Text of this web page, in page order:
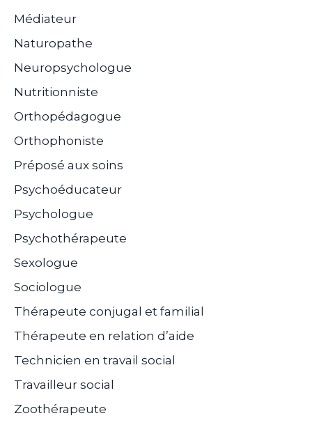
Médiateur
Naturopathe
Neuropsychologue
Nutritionniste
Orthopédagogue
Orthophoniste
Préposé aux soins
Psychoéducateur
Psychologue
Psychothérapeute
Sexologue
Sociologue
Thérapeute conjugal et familial
Thérapeute en relation d’aide
Technicien en travail social
Travailleur social
Zoothérapeute